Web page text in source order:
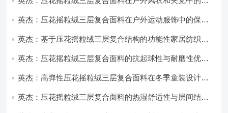
英杰：压花摇粒绒三层复合面料在户外运动服饰中的保暖
英杰：基于压花摇粒绒三层复合结构的功能性家居纺织品
英杰：压花摇粒绒三层复合面料的抗起球性与耐磨性优化
英杰：高弹性压花摇粒绒三层复合面料在冬季童装设计中
英杰：压花摇粒绒三层复合面料的热湿舒适性与层间结合